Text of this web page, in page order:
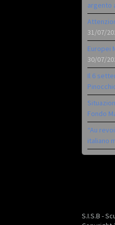
argento
31/07/
Europei
30/07/
Il 6
Fondo
“Au
italiano
S.I.S.B -